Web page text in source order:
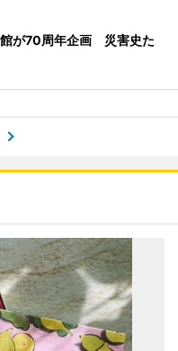
が70周年企画 災害史た